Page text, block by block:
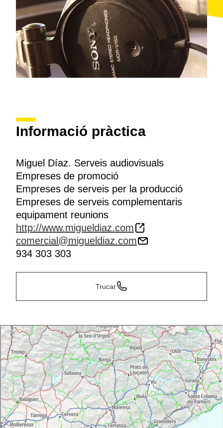
Informació pràctica
Miguel Díaz. Serveis audiovisuals
Empreses de promoció
Empreses de serveis per la producció
Empreses de serveis complementaris
equipament reunions
http://www.migueldiaz.com
comercial@migueldiaz.com
934 303 303
Trucar